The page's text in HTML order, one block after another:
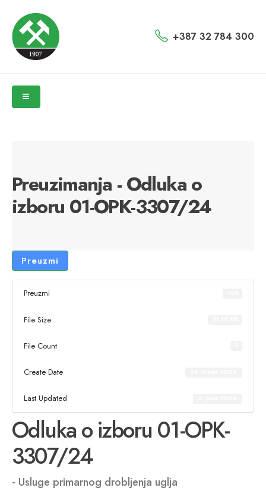
+387 32 784 300
Preuzimanja - Odluka o
izboru 01-OPK-3307/24
Preuzmi
Preuzmi
File Size
File Count
Create Date
Last Updated
Odluka o izboru 01-OPK-
3307/24
- Usluge primarnog drobljenja uglja